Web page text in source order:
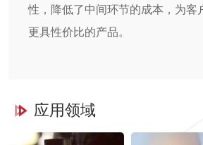
性，降低了中间环节的成本，为客
更具性价比的产品。
应用领域